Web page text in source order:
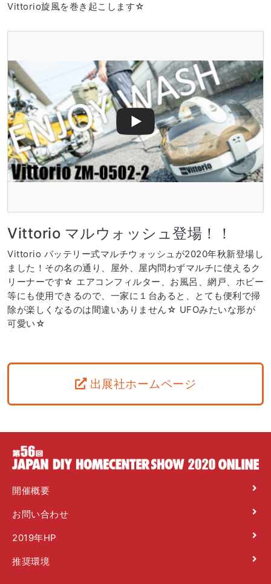
Vittorio旋風を巻き起こします☆
Vittorio マルウォッシュ登場！！
Vittorio バッテリー式マルチウォッシュが2020年秋新登場し
ました！その名の通り、屋外、屋内問わずマルチに使えるク
リーナーです☆ エアコンフィルター、お風呂、網戸、ホビー
等にも使用できるので、一家に１台あると、とても便利で掃
除が楽しくなるのは間違いありません☆ UFOみたいな形が
可愛い☆
出展社ホームページ
開催概要
お問い合わせ
2019年HP
推奨環境